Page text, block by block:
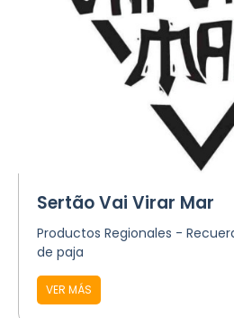
Sertão Vai Virar Mar
Productos Regionales -
de paja
VER MÁS